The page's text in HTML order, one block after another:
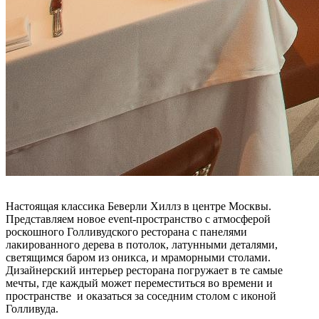
Настоящая классика Беверли Хиллз в центре Москвы.
Представляем новое event-пространство с атмосферой
роскошного Голливудского ресторана с панелями
лакированного дерева в потолок, латунными деталями,
светящимся баром из оникса, и мраморными столами.
Дизайнерский интерьер ресторана погружает в те самые
мечты, где каждый может переместиться во времени и
пространстве и оказаться за соседним столом с иконой
Голливуда.